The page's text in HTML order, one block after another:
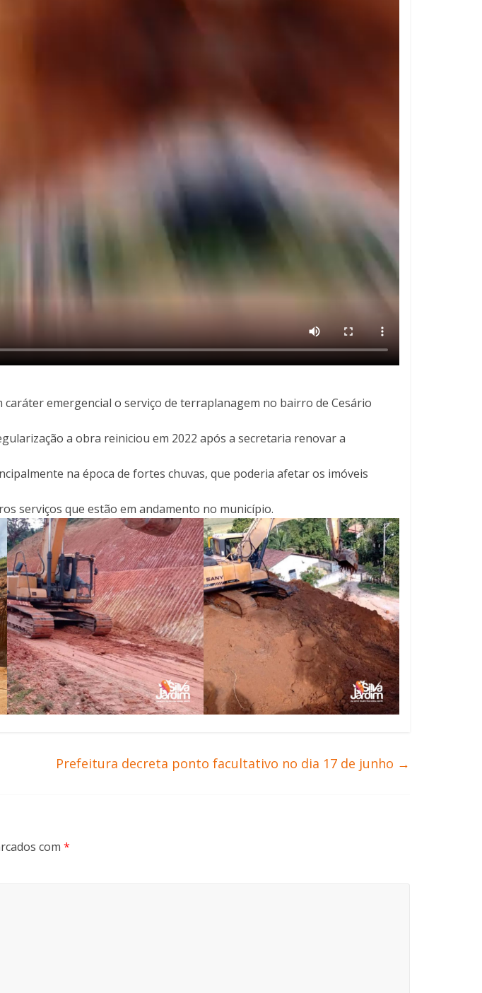
emergencial o serviço de terraplanagem no bairro de Cesário
a obra reiniciou em 2022 após a secretaria renovar a
na época de fortes chuvas, que poderia afetar os imóveis
serviços que estão em andamento no município.
Prefeitura decreta ponto facultativo no dia 17 de junho →
com *